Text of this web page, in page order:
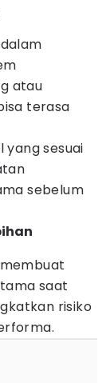
atau
terasa
yang sesuai
sebelum
saat
risiko